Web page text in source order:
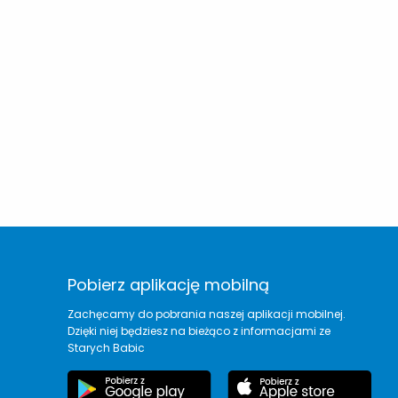
Pobierz aplikację mobilną
Zachęcamy do pobrania naszej aplikacji mobilnej.
Dzięki niej będziesz na bieżąco z informacjami ze
Starych Babic